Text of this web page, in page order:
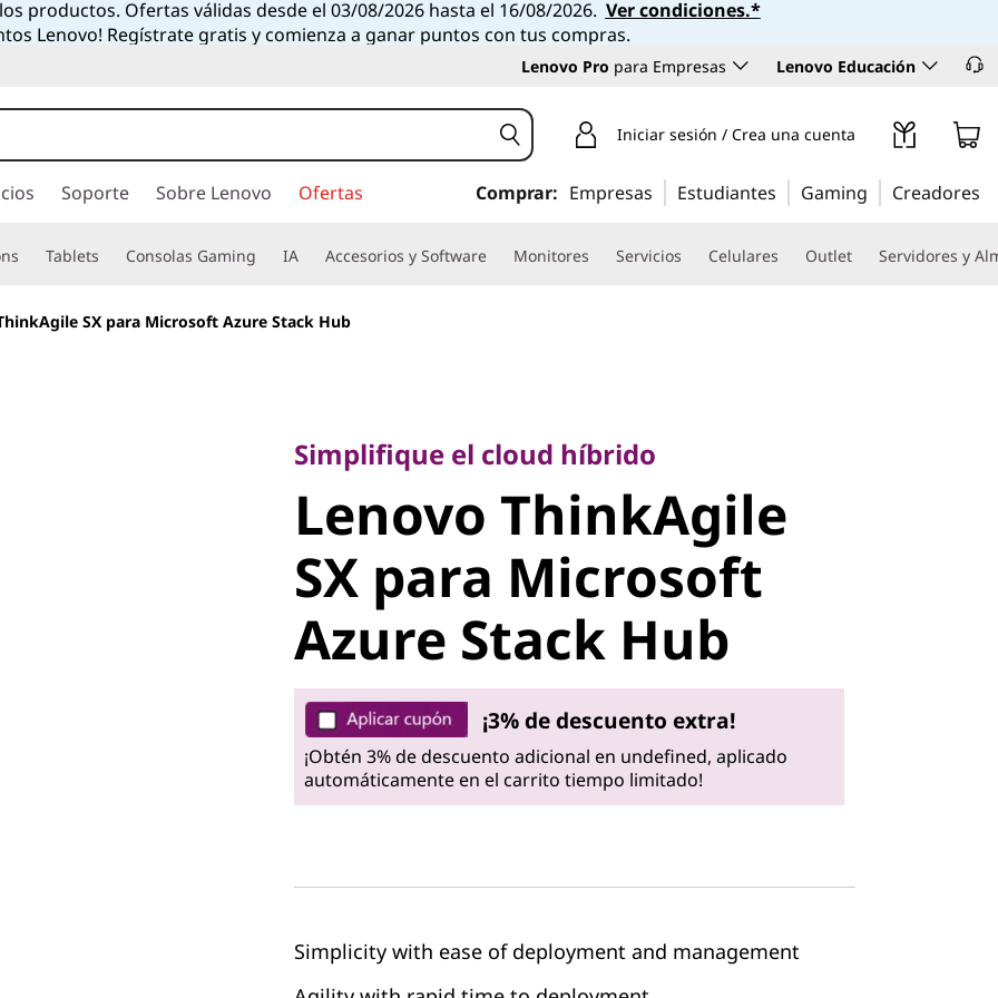
productos. Ofertas válidas desde el 03/08/2026 hasta el 16/08/2026. Ver condiciones.*
Lenovo! Regístrate gratis y comienza a ganar puntos con tus compras.
Lenovo Pro para Empresas Lenovo Educación
Iniciar sesión / Crea una cuenta
Soporte Sobre Lenovo Ofertas Comprar: Empresas Estudiantes Gaming Creadores
Tablets Consolas Gaming IA Accesorios y Software Monitores Servicios Celulares Outlet Servidores y
SX para Microsoft Azure Stack Hub
Lenovo ThinkAgile
SX para Microsoft
Azure Stack Hub
Simplifique el cloud híbrido
Lenovo ThinkAgile
SX para Microsoft
Azure Stack Hub
¡3% de descuento extra!
¡Obtén 3% de descuento adicional en undefined, aplicado
automáticamente en el carrito tiempo limitado!
Simplicity with ease of deployment and management